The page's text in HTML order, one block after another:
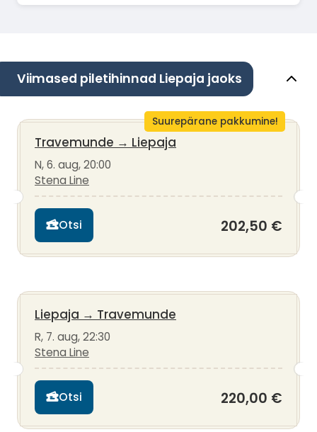
Viimased piletihinnad Liepaja jaoks
Suurepärane pakkumine!
Travemunde → Liepaja
N, 6. aug, 20:00
Stena Line
Otsi 202,50 €
Liepaja → Travemunde
R, 7. aug, 22:30
Stena Line
Otsi 220,00 €